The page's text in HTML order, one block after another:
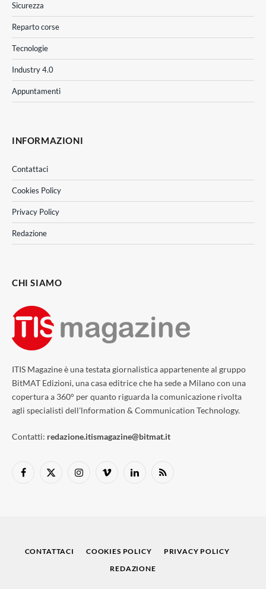
Sicurezza
Reparto corse
Tecnologie
Industry 4.0
Appuntamenti
INFORMAZIONI
Contattaci
Cookies Policy
Privacy Policy
Redazione
CHI SIAMO
ITIS Magazine è una testata giornalistica appartenente al gruppo
BitMAT Edizioni, una casa editrice che ha sede a Milano con una
copertura a 360° per quanto riguarda la comunicazione rivolta
agli specialisti dell'lnformation & Communication Technology.
Contatti: redazione.itismagazine@bitmat.it
Facebook
X
InstagramVimeo LinkedInRSS
CONTATTACI COOKIES POLICY
PRIVACY POLICY
REDAZIONE